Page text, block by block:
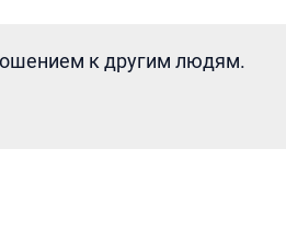
к другим людям.